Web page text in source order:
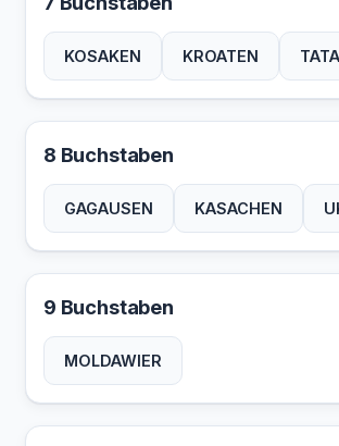
KOSAKEN KROATEN
8 Buchstaben
GAGAUSEN KASACHEN
9 Buchstaben
MOLDAWIER